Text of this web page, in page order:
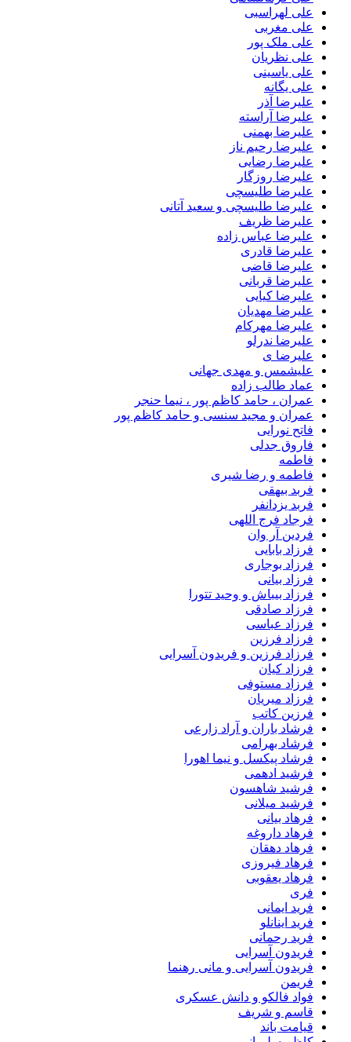
علی لهراسبی
علی مغربی
علی ملک پور
علی نظریان
علی یاسینی
علی یگانه
علیرضا آذر
علیرضا آراسته
علیرضا بهمنی
علیرضا رحیم ناز
علیرضا رضایی
علیرضا روزگار
علیرضا طلیسچی
علیرضا طلیسچی و سعید آتانی
علیرضا ظریف
علیرضا عباس زاده
علیرضا قادری
علیرضا قاضی
علیرضا قربانی
علیرضا کیایی
علیرضا مهدیان
علیرضا مهرکام
علیرضا ندرلو
علیرضا ی
علیشمس و مهدی جهانی
عماد طالب زاده
عمران ، حامد کاظم پور ، نیما حنجر
عمران و مجید سنسی و حامد کاظم پور
فاتح نورایی
فاروق جدلی
فاطمه
فاطمه و رضا شیری
فربد بیهقی
فربد یزدانفر
فرجاد فرج اللهی
فردین آر وان
فرزاد بابایی
فرزاد بوجاری
فرزاد بیانی
فرزاد بیباش و وحید تتورا
فرزاد صادقی
فرزاد عباسی
فرزاد فرزین
فرزاد فرزین و فریدون آسرایی
فرزاد کیان
فرزاد مستوفی
فرزاد میریان
فرزین کاتب
فرشاد باران و آراد زارعی
فرشاد بهرامی
فرشاد پیکسل و نیما اهورا
فرشید ادهمی
فرشید شاهسون
فرشید میلانی
فرهاد بیانی
فرهاد داروغه
فرهاد دهقان
فرهاد فیروزی
فرهاد یعقوبی
فری
فرید ایمانی
فرید اینانلو
فرید رحمانی
فریدون آسرایی
فریدون آسرایی و مانی رهنما
فریمن
فواد فالکو و دانش عسکری
قاسم و شریف
قیامت باند